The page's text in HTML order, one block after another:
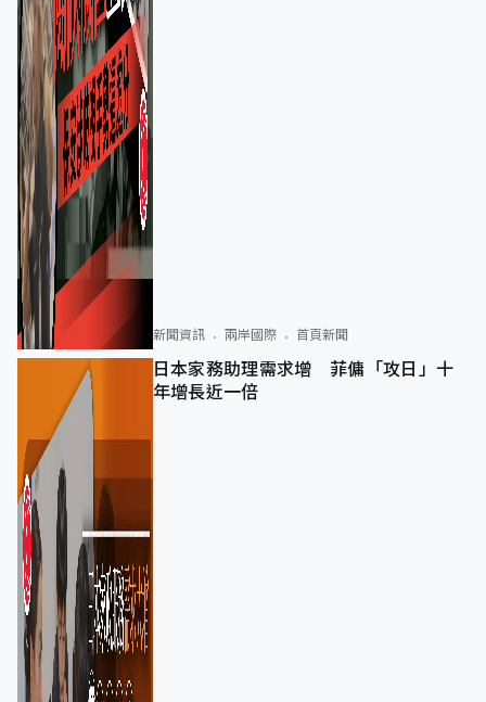
新聞資訊 兩岸國際 首頁新聞
日本家務助理需求增 菲傭「攻日」十
年增長近一倍